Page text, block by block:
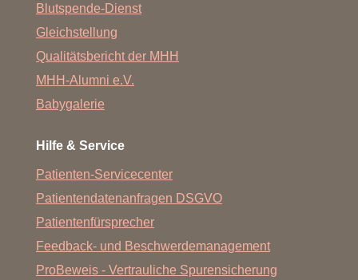
Blutspende-Dienst
Gleichstellung
Qualitätsbericht der MHH
MHH-Alumni e.V.
Babygalerie
Hilfe & Service
Patienten-Servicecenter
Patientendatenanfragen DSGVO
Patientenfürsprecher
Feedback- und Beschwerdemanagement
ProBeweis - Vertrauliche Spurensicherung